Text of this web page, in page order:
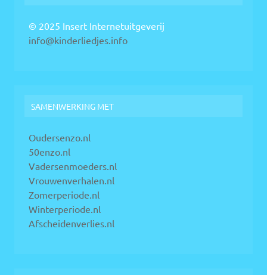
© 2025 Insert Internetuitgeverij
info@kinderliedjes.info
SAMENWERKING MET
Oudersenzo.nl
50enzo.nl
Vadersenmoeders.nl
Vrouwenverhalen.nl
Zomerperiode.nl
Winterperiode.nl
Afscheidenverlies.nl